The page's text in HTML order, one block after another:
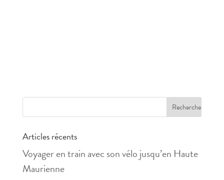
Articles récents
Voyager en train avec son vélo jusqu’en Haute
Maurienne